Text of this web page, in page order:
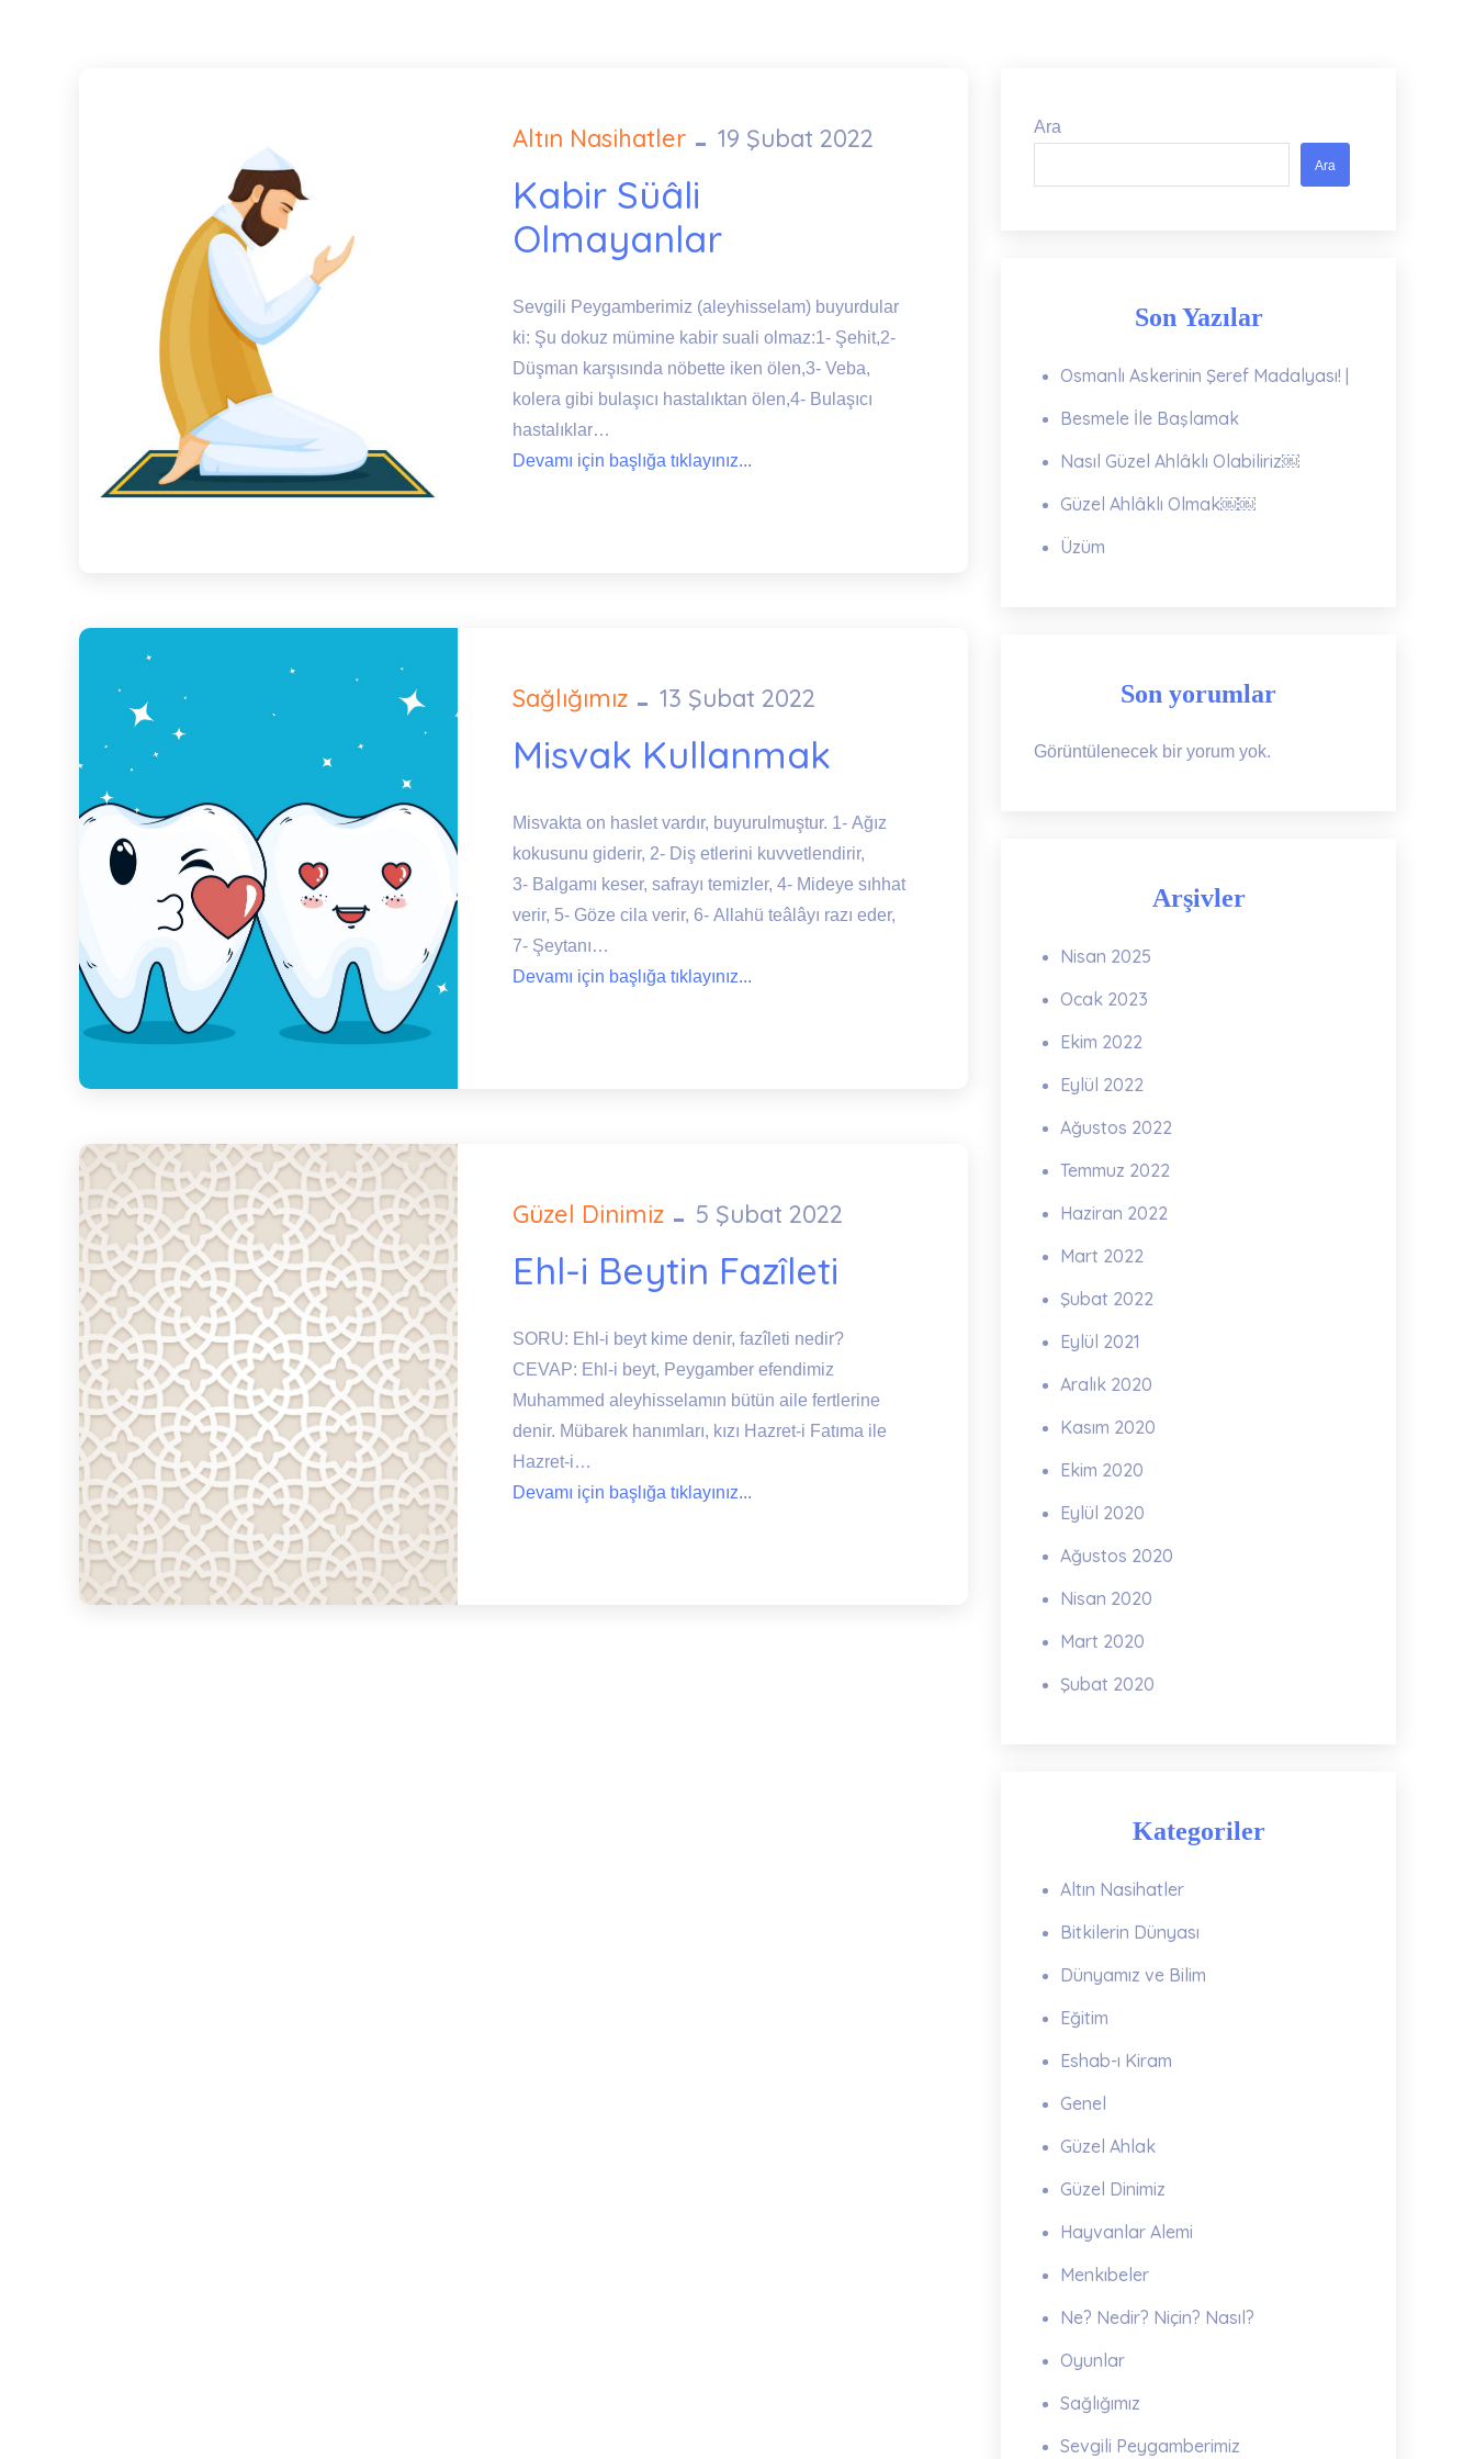
Altın Nasihatler
Posted
19 Şubat 2022
Kabir Süâli
Olmayanlar
Sevgili Peygamberimiz (aleyhisselam) buyurdular
ki: Şu dokuz mümine kabir suali olmaz:1- Şehit,2-
Düşman karşısında nöbette iken ölen,3- Veba,
kolera gibi bulaşıcı hastalıktan ölen,4- Bulaşıcı
hastalıklar…
Sağlığımız
Posted
13 Şubat 2022
Misvak Kullanmak
Misvakta on haslet vardır, buyurulmuştur. 1- Ağız
kokusunu giderir, 2- Diş etlerini kuvvetlendirir,
3- Balgamı keser, safrayı temizler, 4- Mideye sıhhat
verir, 5- Göze cila verir, 6- Allahü teâlâyı razı eder,
7- Şeytanı…
Güzel Dinimiz
Posted
5 Şubat 2022
Ehl-i Beytin Fazîleti
SORU: Ehl-i beyt kime denir, fazîleti nedir?
CEVAP: Ehl-i beyt, Peygamber efendimiz
Muhammed aleyhisselamın bütün aile fertlerine
denir. Mübarek hanımları, kızı Hazret-i Fatıma ile
Hazret-i…
Ara
Ara
Son Yazılar
Osmanlı Askerinin Şeref Madalyası! |
Besmele İle Başlamak
Nasıl Güzel Ahlâklı Olabiliriz￼
Güzel Ahlâklı Olmak￼￼
Üzüm
Son yorumlar
Görüntülenecek bir yorum yok.
Arşivler
Nisan 2025
Ocak 2023
Ekim 2022
Eylül 2022
Ağustos 2022
Temmuz 2022
Haziran 2022
Mart 2022
Şubat 2022
Eylül 2021
Aralık 2020
Kasım 2020
Ekim 2020
Eylül 2020
Ağustos 2020
Nisan 2020
Mart 2020
Şubat 2020
Kategoriler
Altın Nasihatler
Bitkilerin Dünyası
Dünyamız ve Bilim
Eğitim
Eshab-ı Kiram
Genel
Güzel Ahlak
Güzel Dinimiz
Hayvanlar Alemi
Menkıbeler
Ne? Nedir? Niçin? Nasıl?
Oyunlar
Sağlığımız
Sevgili Peygamberimiz